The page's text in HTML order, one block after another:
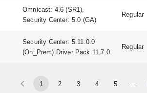
Omnicast: 4.6 (SR1),
Security Center: 5.0 (GA)
Regular
Security Center: 5.11.0.0
(On_Prem) Driver Pack 11.7.0
Regular
1 2 3 4 5